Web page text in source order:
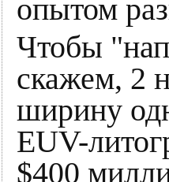
опытом
Чтобы
скажем, 2
ширину
EUV-
$400